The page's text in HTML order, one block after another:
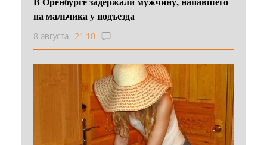
на мальчика у подъезда
8 августа 21:10